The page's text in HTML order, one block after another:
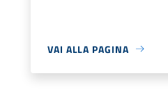
VAI ALLA PAGINA